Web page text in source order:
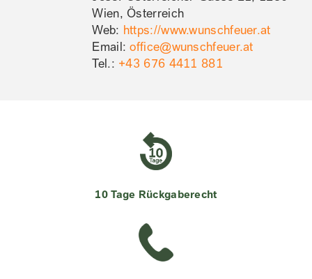
Wien, Österreich
Web: https://www.wunschfeuer.at
Email:office@wunschfeuer.at
Tel.: +43 676 4411 881
10 Tage Rückgaberecht